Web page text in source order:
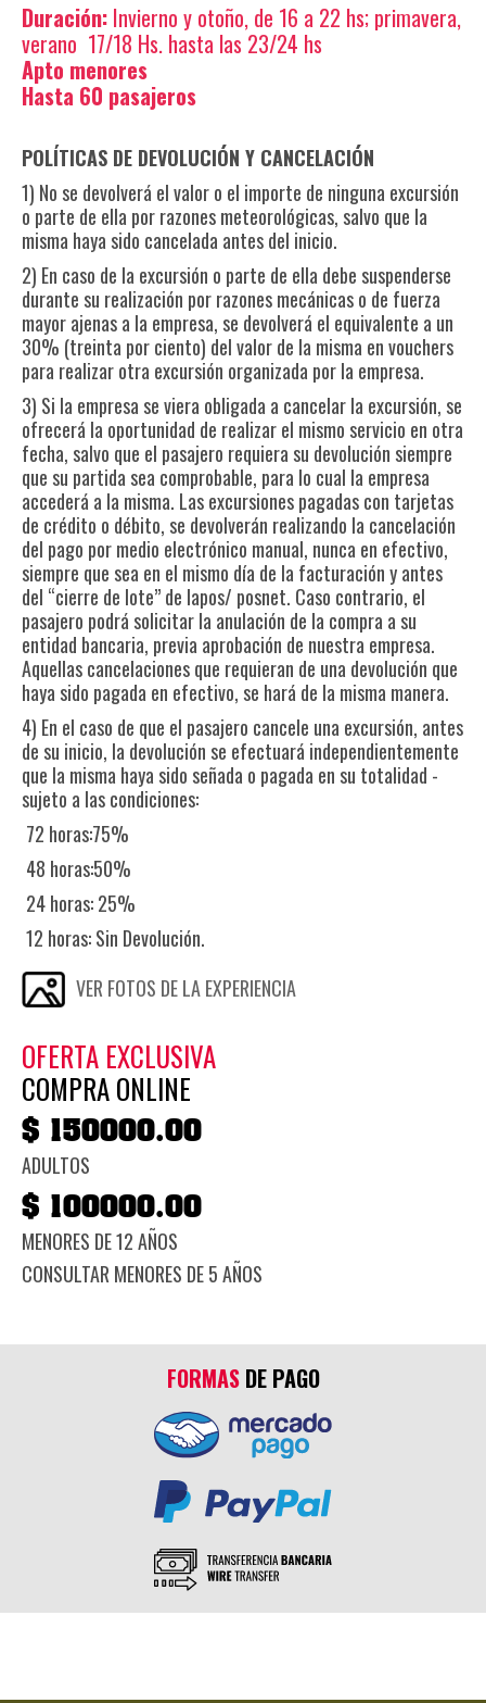
Duración: Invierno y otoño, de 16 a 22 hs; primavera,
verano 17/18 Hs. hasta las 23/24 hs
Apto menores
Hasta 60 pasajeros
POLÍTICAS DE DEVOLUCIÓN Y CANCELACIÓN
1) No se devolverá el valor o el importe de ninguna excursión
o parte de ella por razones meteorológicas, salvo que la
misma haya sido cancelada antes del inicio.
2) En caso de la excursión o parte de ella debe suspenderse
durante su realización por razones mecánicas o de fuerza
mayor ajenas a la empresa, se devolverá el equivalente a un
30% (treinta por ciento) del valor de la misma en vouchers
para realizar otra excursión organizada por la empresa.
3) Si la empresa se viera obligada a cancelar la excursión, se
ofrecerá la oportunidad de realizar el mismo servicio en otra
fecha, salvo que el pasajero requiera su devolución siempre
que su partida sea comprobable, para lo cual la empresa
accederá a la misma. Las excursiones pagadas con tarjetas
de crédito o débito, se devolverán realizando la cancelación
del pago por medio electrónico manual, nunca en efectivo,
siempre que sea en el mismo día de la facturación y antes
del “cierre de lote” de lapos/ posnet. Caso contrario, el
pasajero podrá solicitar la anulación de la compra a su
entidad bancaria, previa aprobación de nuestra empresa.
Aquellas cancelaciones que requieran de una devolución que
haya sido pagada en efectivo, se hará de la misma manera.
4) En el caso de que el pasajero cancele una excursión, antes
de su inicio, la devolución se efectuará independientemente
que la misma haya sido señada o pagada en su totalidad -
sujeto a las condiciones:
72 horas:75%
48 horas:50%
24 horas: 25%
12 horas: Sin Devolución.
VER FOTOS DE LA EXPERIENCIA
OFERTA EXCLUSIVA
COMPRA ONLINE
$ 150000.00
ADULTOS
$ 100000.00
MENORES DE 12 AÑOS
CONSULTAR MENORES DE 5 AÑOS
FORMASDE PAGO